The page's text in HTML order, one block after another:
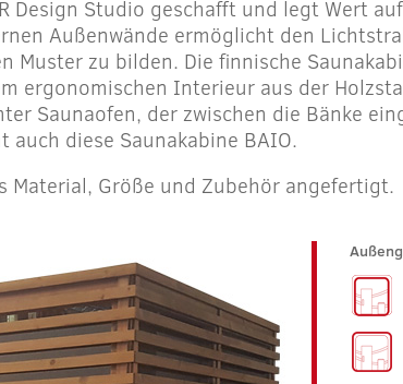
Design Studio geschafft und legt Wert
Außenwände ermöglicht den
Muster zu bilden. Die finnische
ergonomischen Interieur aus der
Saunaofen, der zwischen die Bänke
diese Saunakabine BAIO.
Material, Größe und Zubehör angefertigt.